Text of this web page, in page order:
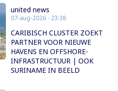
united news
07-aug-2026 - 23:38
CARIBISCH CLUSTER ZOEKT
PARTNER VOOR NIEUWE
HAVENS EN OFFSHORE-
INFRASTRUCTUUR | OOK
SURINAME IN BEELD